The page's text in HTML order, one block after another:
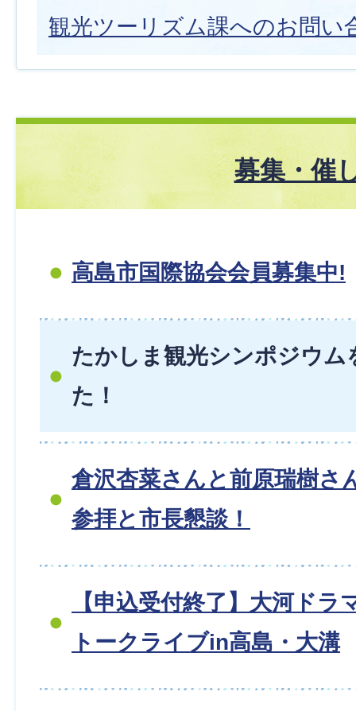
観光ツーリズム課へのお問い
募集・催
高島市国際協会会員募集中!
たかしま観光シンポジウム
た！
倉沢杏菜さんと前原瑞樹さ
参拝と市長懇談！
【申込受付終了】大河ドラ
トークライブin高島・大溝